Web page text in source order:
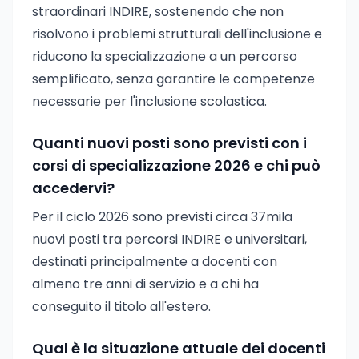
straordinari INDIRE, sostenendo che non
risolvono i problemi strutturali dell'inclusione e
riducono la specializzazione a un percorso
semplificato, senza garantire le competenze
necessarie per l'inclusione scolastica.
Quanti nuovi posti sono previsti con i
corsi di specializzazione 2026 e chi può
accedervi?
Per il ciclo 2026 sono previsti circa 37mila
nuovi posti tra percorsi INDIRE e universitari,
destinati principalmente a docenti con
almeno tre anni di servizio e a chi ha
conseguito il titolo all'estero.
Qual è la situazione attuale dei docenti